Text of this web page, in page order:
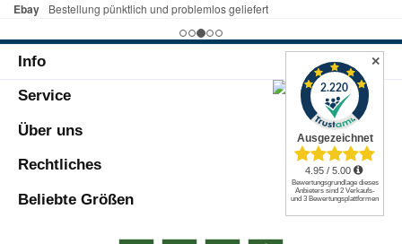
Info
Service
Über uns
Rechtliches
Beliebte Größen
✕